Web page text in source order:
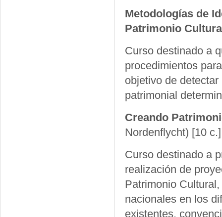
Metodologías de
Patrimonio
Curso destinado a
procedimientos
objetivo de
patrimonial
Creando
Nordenflycht) [10 c.]
Curso destinado a
realización de
Patrimonio
nacionales en los
existentes,